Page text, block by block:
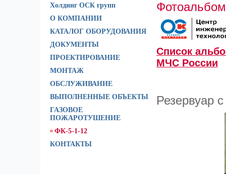
Холдинг ОСК групп
О КОМПАНИИ
КАТАЛОГ ОБОРУДОВАНИЯ
ДОКУМЕНТЫ
ПРОЕКТИРОВАНИЕ
МОНТАЖ
ОБСЛУЖИВАНИЕ
ВЫПОЛНЕННЫЕ ОБЪЕКТЫ
ГАЗОВОЕ
ПОЖАРОТУШЕНИЕ
ФК-5-1-12
КОНТАКТЫ
Фотоальбом
Список
МЧС России
Резервуар